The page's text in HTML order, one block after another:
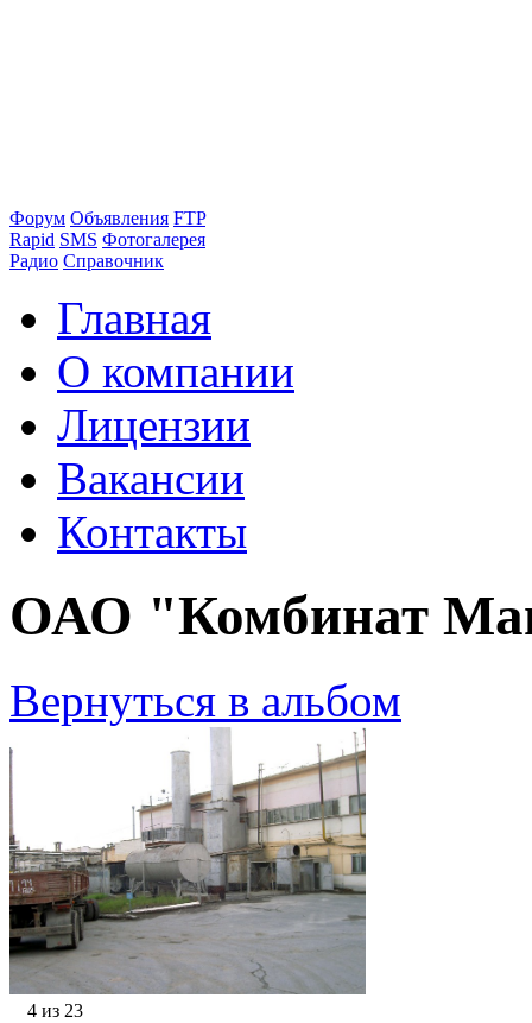
Форум Объявления FTP
Rapid SMS Фотогалерея
Радио Справочник
Главная
О компании
Лицензии
Вакансии
Контакты
ОАО "Комбинат
Вернуться в альбом
4 из 23